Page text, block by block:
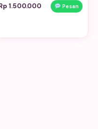
1.500.000 Pesan